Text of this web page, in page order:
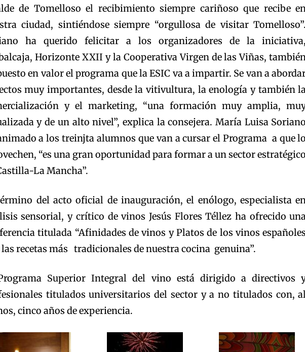
de Tomelloso el recibimiento siempre cariñoso que recibe
ciudad, sintiéndose siempre “orgullosa de visitar Tomelloso”.
ha querido felicitar a los organizadores de la iniciativa,
Horizonte XXII y la Cooperativa Virgen de las Viñas,
en valor el programa que la ESIC va a impartir. Se van a
muy importantes, desde la vitivultura, la enología y también
y el marketing, “una formación muy amplia,
y de un alto nivel”, explica la consejera. María Luisa Soriano
a los treinjta alumnos que van a cursar el Programa a que lo
“es una gran oportunidad para formar a un sector estratégico
La Mancha”.
del acto oficial de inauguración, el enólogo, especialista
sensorial, y crítico de vinos Jesús Flores Téllez ha ofrecido
titulada “Afinidades de vinos y Platos de los vinos españoles
recetas más tradicionales de nuestra cocina genuina”.
Superior Integral del vino está dirigido a directivos
titulados universitarios del sector y a no titulados con,
cinco años de experiencia.